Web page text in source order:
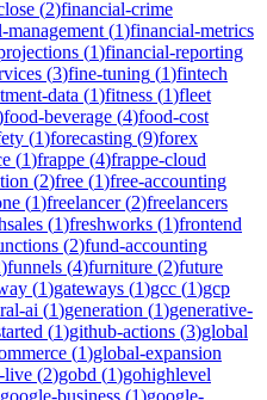
(2)financial-crime
management (1)financial-metrics
(1)financial-reporting
(3)fine-tuning (1)fintech
data (1)fitness (1)fleet
food-beverage (4)food-cost
(1)forecasting (9)forex
(1)frappe (4)frappe-cloud
(2)free (1)free-accounting
(1)freelancer(2)freelancers
(1)freshworks (1)frontend
(2)fund-accounting
)funnels (4)furniture (2)future
(1)gateways (1)gcc (1)gcp
ai (1)generation (1)generative-
(1)github-actions (3)global
(1)global-expansion
live (2)gobd (1)gohighlevel
google-business (1)google-